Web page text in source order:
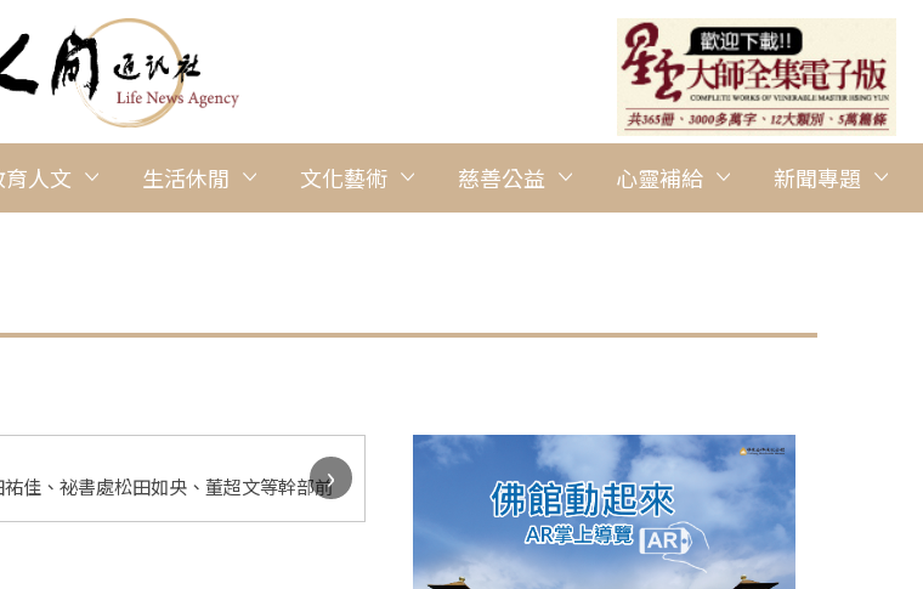
育人文 生活休閒 文化藝術 慈善公益 心靈補給 新聞專題
佳、祕書處松田如央、董超文等幹部前
圖說：豊島區福祉部高齡者福祉課管理グループ係長松本兒太郎
佛光山暨佛光會的捐贈。 人間社記者松田如央攝
›